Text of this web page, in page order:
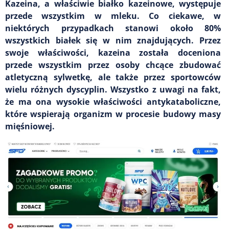
Kazeina, a właściwie białko kazeinowe, występuje
przede wszystkim w mleku. Co ciekawe, w
niektórych przypadkach stanowi około 80%
wszystkich białek się w nim znajdujących. Przez
swoje właściwości, kazeina została doceniona
przede wszystkim przez osoby chcące zbudować
atletyczną sylwetkę, ale także przez sportowców
wielu różnych dyscyplin. Wszystko z uwagi na fakt,
że ma ona wysokie właściwości antykataboliczne,
które wspierają organizm w procesie budowy masy
mięśniowej.